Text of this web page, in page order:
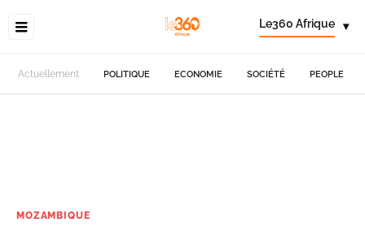
Le360 Afrique ▾
Actuellement POLITIQUE ECONOMIE SOCIÉTÉ PEOPLE
MOZAMBIQUE